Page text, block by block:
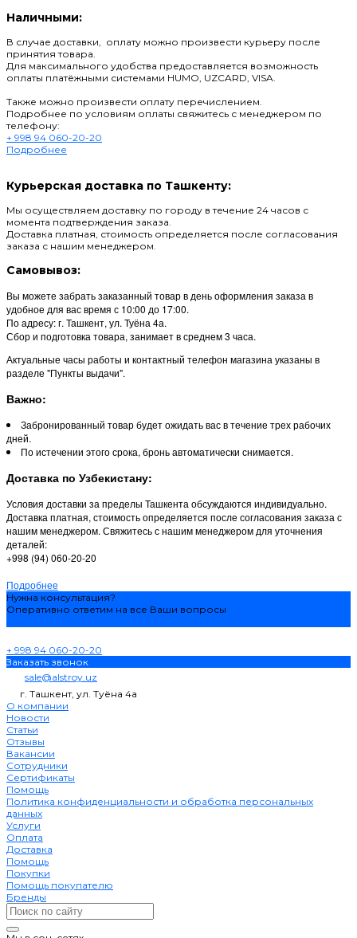
Наличными:
В случае доставки, оплату можно произвести курьеру после
принятия товара.
Для максимального удобства предоставляется возможность
оплаты платёжными системами HUMO, UZCARD, VISA.
Также можно произвести оплату перечислением.
Подробнее по условиям оплаты свяжитесь с менеджером по
телефону:
+ 998 94 060-20-20
Подробнее
Курьерская доставка по Ташкенту:
Мы осуществляем доставку по городу в течение 24 часов с
момента подтверждения заказа.
Доставка платная, стоимость определяется после согласования
заказа с нашим менеджером.
Самовывоз:
Вы можете забрать заказанный товар в день оформления заказа в
удобное для вас время с 10:00 до 17:00.
По адресу: г. Ташкент, ул. Туёна 4а.
Сбор и подготовка товара, занимает в среднем 3 часа.
Актуальные часы работы и контактный телефон магазина указаны в
разделе "Пункты выдачи".
Важно:
Забронированный товар будет ожидать вас в течение трех рабочих
дней.
По истечении этого срока, бронь автоматически снимается.
Доставка по Узбекистану:
Условия доставки за пределы Ташкента обсуждаются индивидуально.
Доставка платная, стоимость определяется после согласования заказа с
нашим менеджером. Свяжитесь с нашим менеджером для уточнения
деталей:
+998 (94) 060-20-20
Подробнее
Нужна консультация?
Оперативно ответим на все Ваши вопросы
+ 998 94 060-20-20
Заказать звонок
sale@alstroy.uz
г. Ташкент, ул. Туёна 4а
О компании
Новости
Статьи
Отзывы
Вакансии
Сотрудники
Сертификаты
Помощь
Политика конфиденциальности и обработка персональных
данных
Услуги
Оплата
Доставка
Помощь
Покупки
Помощь покупателю
Бренды